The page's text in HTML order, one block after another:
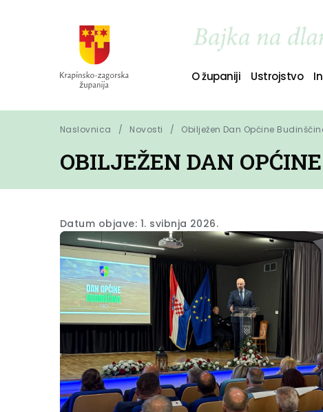
O županiji Ustrojstvo
Naslovnica Novosti Obilježen Dan Općine
OBILJEŽEN DAN
Datum objave: 1. svibnja 2026.